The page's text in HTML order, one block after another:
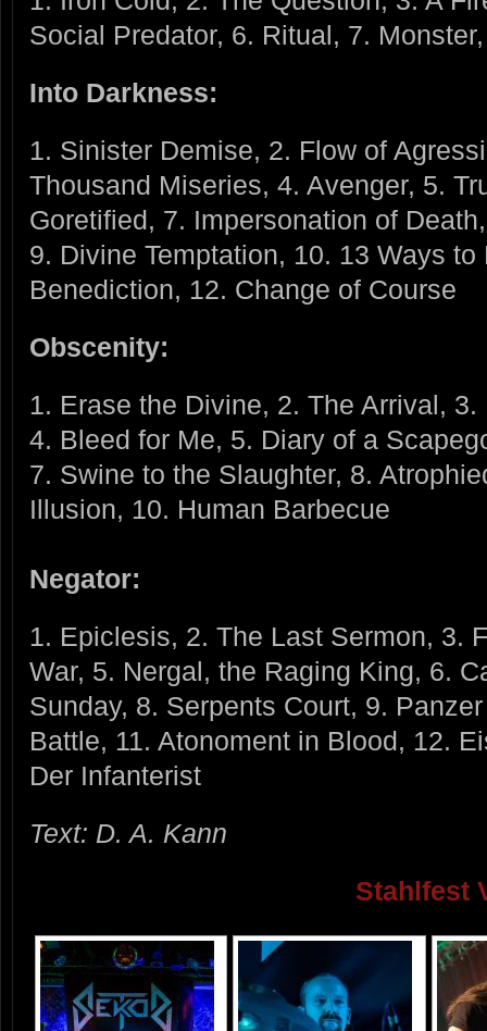
Social Predator, 6. Ritual, 7.
Into Darkness:
1. Sinister Demise, 2. Flow of
Thousand Miseries, 4. Avenger, 5.
Goretified, 7. Impersonation of
9. Divine Temptation, 10. 13 Ways to
Benediction, 12. Change of Course
Obscenity:
1. Erase the Divine, 2. The Arrival,
4. Bleed for Me, 5. Diary of a
7. Swine to the Slaughter, 8.
Illusion, 10. Human Barbecue
Negator:
1. Epiclesis, 2. The Last Sermon, 3.
War, 5. Nergal, the Raging King, 6.
Sunday, 8. Serpents Court, 9.
Battle, 11. Atonoment in Blood, 12.
Der Infanterist
Text: D. A. Kann
Stahlfest